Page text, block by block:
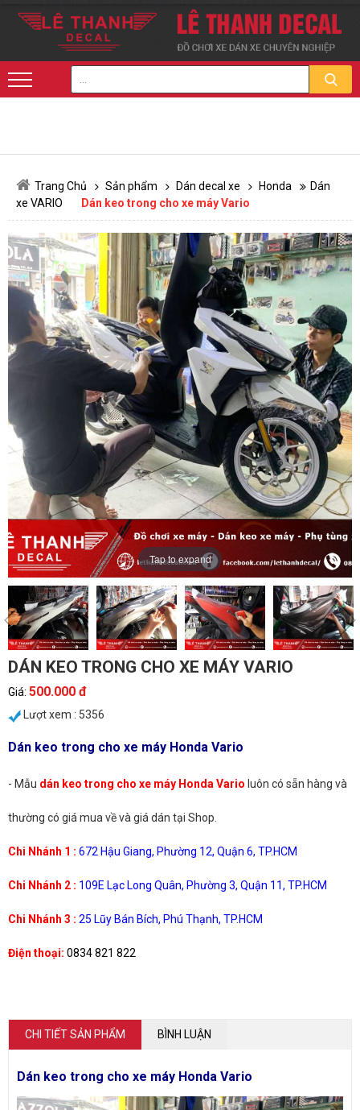
Trang Chủ Sản phẩm Dán decal xe Honda
Dán
xe VARIO
Dán keo trong cho xe máy Vario
Tap to expand
DÁN KEO TRONG CHO XE MÁY VARIO
Giá: 500.000 đ
Lượt xem : 5356
Dán keo trong cho xe máy Honda Vario
- Mẫu dán keo trong cho xe máy Honda Vario luôn có sẵn hàng và
thường có giá mua về và giá dán tại Shop.
Chi Nhánh 1 : 672 Hậu Giang, Phường 12, Quận 6, TP.HCM
Chi Nhánh 2 : 109E Lạc Long Quân, Phường 3, Quận 11, TP.HCM
Chi Nhánh 3 : 25 Lũy Bán Bích, Phú Thạnh, TP.HCM
Điện thoại: 0834 821 822
CHI TIẾT SẢN PHẨM BÌNH LUẬN
Dán keo trong cho xe máy Honda Vario